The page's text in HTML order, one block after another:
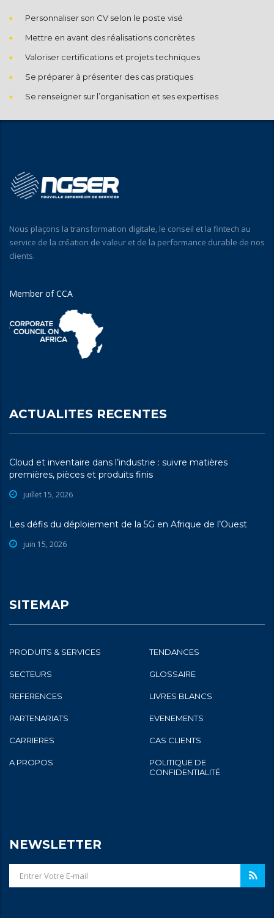
Personnaliser son CV selon le poste visé
Mettre en avant des réalisations concrètes
Valoriser certifications et projets techniques
Se préparer à présenter des cas pratiques
Se renseigner sur l’organisation et ses expertises
Nous plaçons la transformation digitale, le conseil et la fintech au
service de la création de valeur et de la performance durable de nos
clients.
Member of CCA
ACTUALITES RECENTES
Cloud et inventaire dans l’industrie : suivre matières
premières, pièces et produits finis
juillet 15, 2026
Les défis du déploiement de la 5G en Afrique de l’Ouest
juin 15, 2026
SITEMAP
PRODUITS & SERVICES TENDANCES
SECTEURS GLOSSAIRE
REFERENCES LIVRES BLANCS
PARTENARIATS EVENEMENTS
CARRIERES CAS CLIENTS
A PROPOS
POLITIQUE DE
CONFIDENTIALITÉ
NEWSLETTER